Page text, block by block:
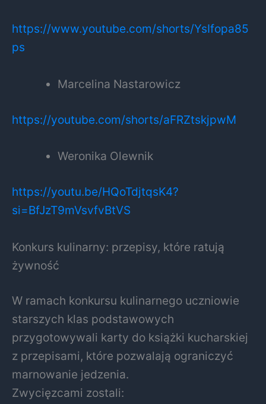
https://www.youtube.com/shorts/YsIfopa85
ps
Marcelina Nastarowicz
https://youtube.com/shorts/aFRZtskjpwM
Weronika Olewnik
https://youtu.be/HQoTdjtqsK4?
si=BfJzT9mVsvfvBtVS
Konkurs kulinarny: przepisy, które ratują
żywność
W ramach konkursu kulinarnego uczniowie
starszych klas podstawowych
przygotowywali karty do książki kucharskiej
z przepisami, które pozwalają ograniczyć
marnowanie jedzenia.
Zwycięzcami zostali: